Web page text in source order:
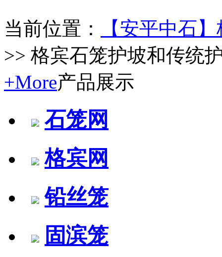
当前位置：
【安平中石
>> 格宾石笼护坡和传统
+More产品展示
石笼网
格宾网
铅丝笼
固滨笼